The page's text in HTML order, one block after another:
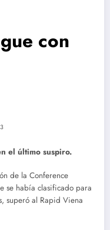
con
el último suspiro.
de la Conference
se había clasificado para
superó al Rapid Viena